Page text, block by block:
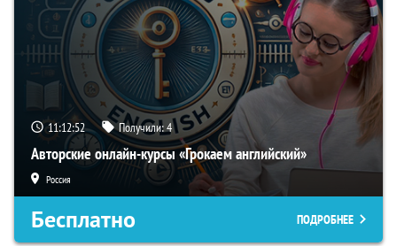
11:12:51 Получили:4
Авторские онлайн-курсы «Грокаем английский»
Россия
Бесплатно ПОДРОБНЕЕ